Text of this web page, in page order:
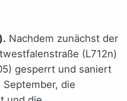
Nachdem zunächst der
(L712n)
gesperrt und saniert
die